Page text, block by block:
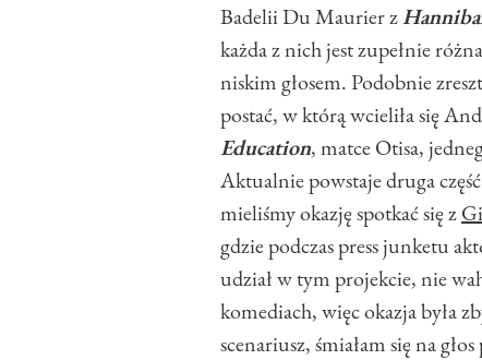
Badelii Du Maurier z
każda z nich jest zupełnie
niskim głosem. Podobnie
postać, w którą wcieliła się
Education, matce Otisa,
Aktualnie powstaje druga
mieliśmy okazję spotkać się z
gdzie podczas press junketu
udział w tym projekcie, nie
komediach, więc okazja była
scenariusz, śmiałam się na